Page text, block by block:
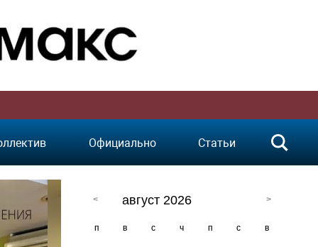
Официально Статьи
август 2026
п в с ч п с в